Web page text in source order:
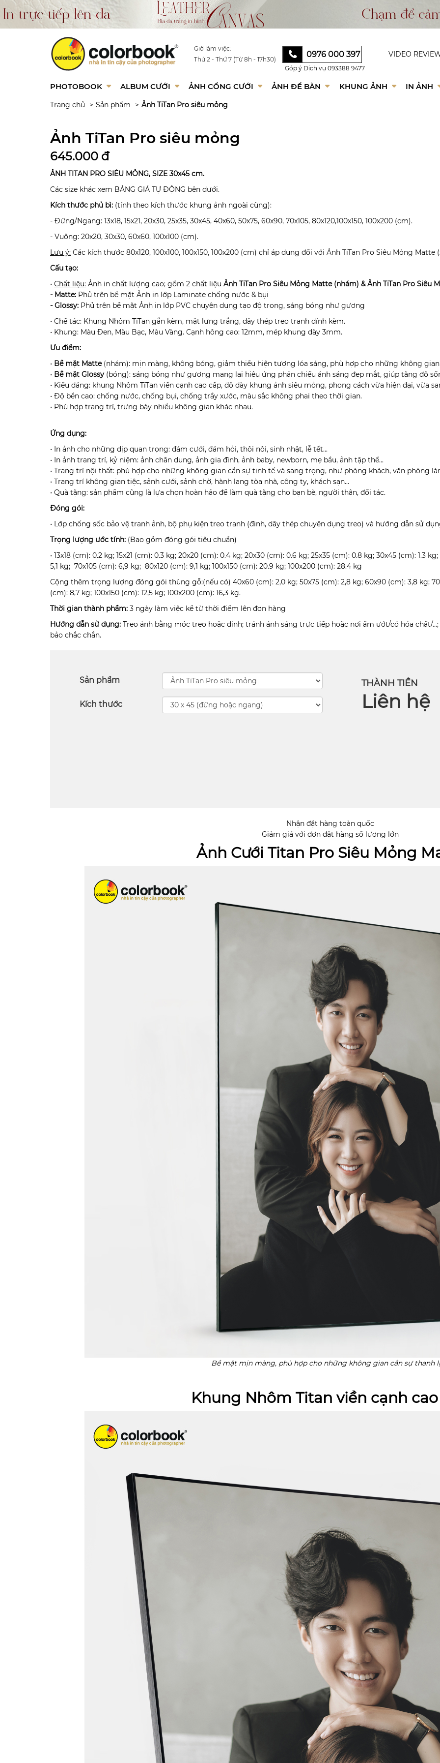
Giờ làm việc:
Thứ 2 - Thứ 7 (Từ 8h - 17h30)
0976 000 397
Góp ý Dịch vụ 093388 9477
VIDEO
PHOTOBOOK ALBUM CƯỚI ẢNH CỔNG CƯỚI ẢNH ĐỂ BÀN KHUNG ẢNH IN ẢNH
Trang chủ Sản phẩm Ảnh TiTan Pro siêu mỏng
Ảnh TiTan Pro siêu mỏng
645.000 đ
ẢNH TITAN PRO SIÊU MỎNG, SIZE 30x45 cm.
Các size khác xem BẢNG GIÁ TỰ ĐỘNG bên dưới.
Kích thước phủ bì: (tính theo kích thước khung ảnh ngoài cùng):
- Đứng/Ngang: 13x18, 15x21, 20x30, 25x35, 30x45, 40x60, 50x75, 60x90, 70x105, 80x120,100x150, 100x200 (cm).
- Vuông: 20x20, 30x30, 60x60, 100x100 (cm).
Lưu ý: Các kích thước 80x120, 100x100, 100x150, 100x200 (cm) chỉ áp dụng đối với Ảnh TiTan Pro Siêu Mỏng
Cấu tạo:
• Chất liệu: Ảnh in chất lượng cao; gồm 2 chất liệu Ảnh TiTan Pro Siêu Mỏng Matte (nhám) &Ảnh TiTan Pro Siêu
- Matte: Phủ trên bề mặt Ảnh in lớp Laminate chống nước & bụi
- Glossy: Phủ trên bề mặt Ảnh in lớp PVC chuyên dụng tạo độ trong, sáng bóng như gương
• Chế tác: Khung Nhôm TiTan gắn kèm, mặt lưng trắng, dây thép treo tranh đính kèm.
• Khung: Màu Đen, Màu Bạc, Màu Vàng. Cạnh hông cao: 12mm, mép khung dày 3mm.
Ưu điểm:
• Bề mặt Matte (nhám): mịn màng, không bóng, giảm thiểu hiện tượng lóa sáng, phù hợp cho những không
• Bề mặt Glossy (bóng): sáng bóng như gương mang lại hiệu ứng phản chiếu ánh sáng đẹp mắt, giúp tăng độ
• Kiểu dáng: khung Nhôm TiTan viền cạnh cao cấp, độ dày khung ảnh siêu mỏng, phong cách vừa hiện đại, vừa
• Độ bền cao: chống nước, chống bụi, chống trầy xước, màu sắc không phai theo thời gian.
• Phù hợp trang trí, trưng bày nhiều không gian khác nhau.
Ứng dụng:
• In ảnh cho những dịp quan trọng: đám cưới, đám hỏi, thôi nôi, sinh nhật, lễ tết...
• In ảnh trang trí, kỷ niệm: ảnh chân dung, ảnh gia đình, ảnh baby, newborn, mẹ bầu, ảnh tập thể...
• Trang trí nội thất: phù hợp cho những không gian cần sự tinh tế và sang trọng, như phòng khách, văn phòng
• Trang trí không gian tiệc, sảnh cưới, sảnh chờ, hành lang tòa nhà, công ty, khách sạn...
• Quà tặng: sản phẩm cũng là lựa chọn hoàn hảo để làm quà tặng cho bạn bè, người thân, đối tác.
Đóng gói:
• Lớp chống sốc bảo vệ tranh ảnh, bộ phụ kiện treo tranh (đinh, dây thép chuyên dụng treo) và hướng dẫn sử
Trọng lượng ước tính: (Bao gồm đóng gói tiêu chuẩn)
• 13x18 (cm): 0.2 kg; 15x21 (cm): 0.3 kg; 20x20 (cm): 0.4 kg; 20x30 (cm): 0.6 kg; 25x35 (cm): 0.8 kg; 30x45 (cm): 1.3
5,1 kg; 70x105 (cm): 6,9 kg; 80x120 (cm): 9,1 kg; 100x150 (cm): 20.9 kg; 100x200 (cm): 28.4 kg
Cộng thêm trọng lượng đóng gói thùng gỗ:(nếu có) 40x60 (cm): 2,0 kg; 50x75 (cm): 2,8 kg; 60x90 (cm): 3,8 kg;
(cm): 8,7 kg; 100x150 (cm): 12,5 kg; 100x200 (cm): 16,3 kg.
Thời gian thành phẩm: 3 ngày làm việc kể từ thời điểm lên đơn hàng
Hướng dẫn sử dụng: Treo ảnh bằng móc treo hoặc đinh; tránh ánh sáng trực tiếp hoặc nơi ẩm ướt/có hóa chất/
bảo chắc chắn.
Sản phẩm
Kích thước
THÀNH TIỀN
Liên hệ
Nhận đặt hàng toàn quốc
Giảm giá với đơn đặt hàng số lượng lớn
Ảnh Cưới Titan Pro Siêu Mỏng
Bề mặt mịn màng, phù hợp cho những không gian cần sự thanh
Khung Nhôm Titan viền cạnh